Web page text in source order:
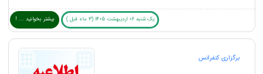
یک شنبه 06 اردیبهشت 1405 (3 ماه قبل ) بیشتر بخوانید ... !
برگزاری کنفرانس